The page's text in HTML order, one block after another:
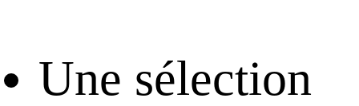
Une sélection